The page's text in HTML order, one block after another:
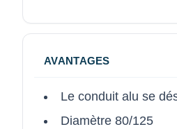
AVANTAGES
Le conduit alu se
Diamètre 80/125